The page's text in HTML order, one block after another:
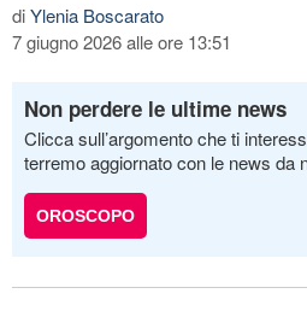
diYlenia Boscarato
7 giugno 2026 alle ore 13:51
Non perdere le ultime news
Clicca sull’argomento che ti
terremo aggiornato con le news da
OROSCOPO